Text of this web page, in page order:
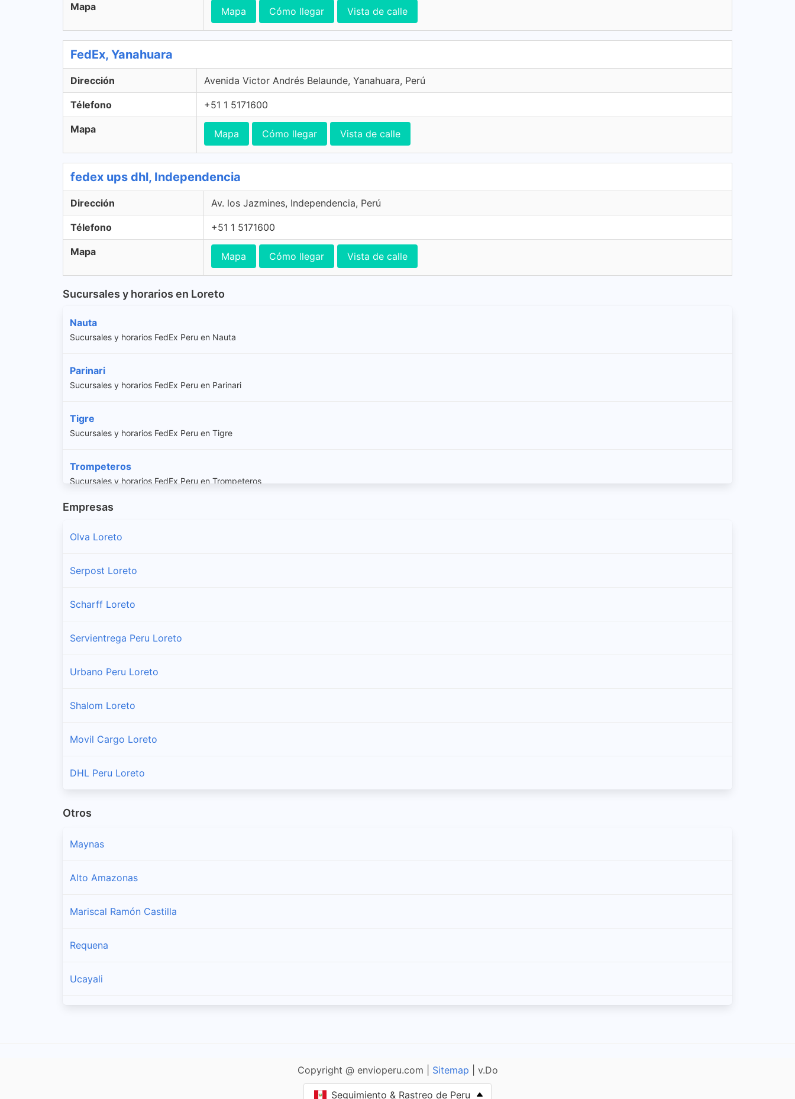
Mapa Mapa Cómo llegar Vista de calle
FedEx, Yanahuara
Dirección Avenida Victor Andrés Belaunde, Yanahuara, Perú
Télefono +51 1 5171600
Mapa Mapa Cómo llegar Vista de calle
fedex ups dhl, Independencia
Dirección Av. los Jazmines, Independencia, Perú
Télefono +51 1 5171600
Mapa Mapa Cómo llegar Vista de calle
Sucursales y horarios en Loreto
Nauta
Sucursales y horarios FedEx Peru en Nauta
Parinari
Sucursales y horarios FedEx Peru en Parinari
Tigre
Sucursales y horarios FedEx Peru en Tigre
Trompeteros
Sucursales y horarios FedEx Peru en Trompeteros
Urarinas
Empresas
Olva Loreto
Serpost Loreto
Scharff Loreto
Servientrega Peru Loreto
Urbano Peru Loreto
Shalom Loreto
Movil Cargo Loreto
DHL Peru Loreto
Otros
Maynas
Alto Amazonas
Mariscal Ramón Castilla
Requena
Ucayali
Copyright @ envioperu.com | Sitemap | v.Do
Seguimiento & Rastreo de Peru